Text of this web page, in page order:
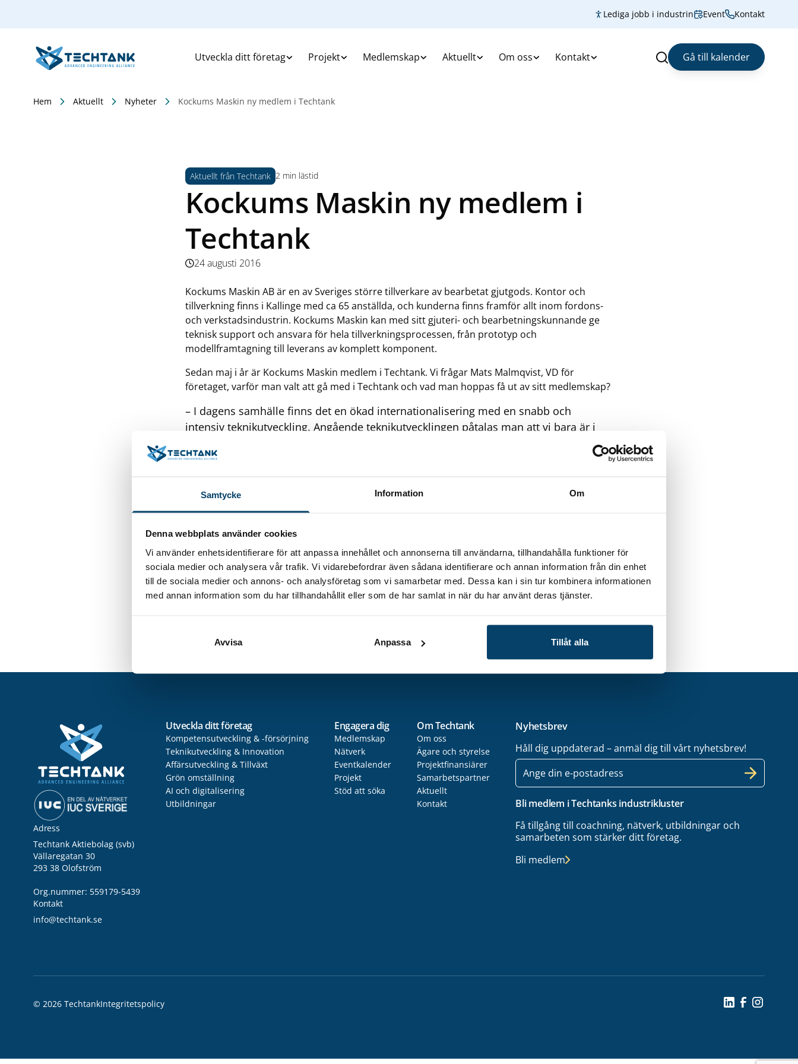
Samtycke Information Om
Denna webbplats använder cookies
Vi använder enhetsidentifierare för att anpassa innehållet och annonserna till användarna, tillhandahålla funktioner för
sociala medier och analysera vår trafik. Vi vidarebefordrar även sådana identifierare och annan information från din enhet
till de sociala medier och annons- och analysföretag som vi samarbetar med. Dessa kan i sin tur kombinera informationen
med annan information som du har tillhandahållit eller som de har samlat in när du har använt deras tjänster.
Avvisa Anpassa Tillåt alla
Lediga jobb i industrin Event Kontakt
Utveckla ditt företag Projekt Medlemskap Aktuellt Om oss Kontakt Sök Gå till kalender
Hem Aktuellt Nyheter Kockums Maskin ny medlem i Techtank
Aktuellt från Techtank 2 min lästid
Kockums Maskin ny medlem i
Techtank
24 augusti 2016
Kockums Maskin AB är en av Sveriges större tillverkare av bearbetat gjutgods. Kontor och
tillverkning finns i Kallinge med ca 65 anställda, och kunderna finns framför allt inom fordons-
och verkstadsindustrin. Kockums Maskin kan med sitt gjuteri- och bearbetningskunnande ge
teknisk support och ansvara för hela tillverkningsprocessen, från prototyp och
modellframtagning till leverans av komplett komponent.
Sedan maj i år är Kockums Maskin medlem i Techtank. Vi frågar Mats Malmqvist, VD för
företaget, varför man valt att gå med i Techtank och vad man hoppas få ut av sitt medlemskap?
– I dagens samhälle finns det en ökad internationalisering med en snabb och
intensiv teknikutveckling. Angående teknikutvecklingen påtalas man att vi bara är i
början av utvecklingen. Vi behöver tillsammans hjälpas åt för inte bara hinna med
utan även sitta i förarsätet. Dessa hot (eller möjligheter) ställer högre krav på oss
möta denna möjlighet är bli bättre och utveckla oss positivt. Techtank erbjuder idag
med sitt nätverk att vi tillsammans med andra företag kan utveckla oss i rätt riktning.
Avslutningsvis, har ni något nytt på gång på Kockums Maskin som du vill passa på att
lyfta fram?
– Vi jobbar för tillfället intensivt med flera nya potentiella detaljer som vi har stora
förhoppningar att kunna ro hem. Något som jag gärna också lyfter fram är vårt
arbete med våra interna processer och ständiga vilja att förbättra dessa.
Läs mer om Kockums Maskin AB på deras egen webbplats >>
Adress
Techtank Aktiebolag (svb)
Vällaregatan 30
293 38 Olofström
Org.nummer: 559179-5439
Kontakt
info@techtank.se
Utveckla ditt företag
Kompetensutveckling & -försörjning
Teknikutveckling & Innovation
Affärsutveckling & Tillväxt
Grön omställning
AI och digitalisering
Utbildningar
Engagera dig
Medlemskap
Nätverk
Eventkalender
Projekt
Stöd att söka
Om Techtank
Om oss
Ägare och styrelse
Projektfinansiärer
Samarbetspartner
Aktuellt
Kontakt
Nyhetsbrev
Håll dig uppdaterad – anmäl dig till vårt nyhetsbrev!
E-
post
Bli medlem i Techtanks industrikluster
Få tillgång till coachning, nätverk, utbildningar och
samarbeten som stärker ditt företag.
Bli medlem
© 2026 TechtankIntegritetspolicy Social Icon
Social Icon
Social